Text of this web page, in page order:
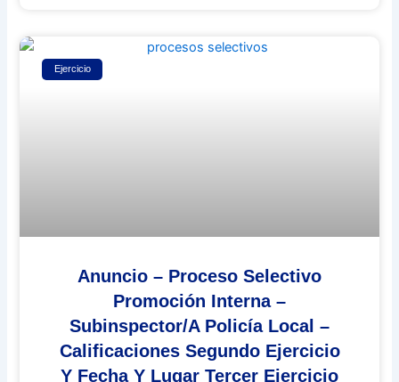
Ejercicio
Anuncio – Proceso Selectivo
Promoción Interna –
Subinspector/a Policía Local –
Calificaciones Segundo Ejercicio
Y Fecha Y Lugar Tercer Ejercicio